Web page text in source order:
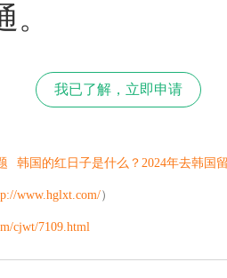
我已了解，立即申请
韩国的红日子是什么？2024年去韩国
www.hglxt.com/）
cjwt/7109.html